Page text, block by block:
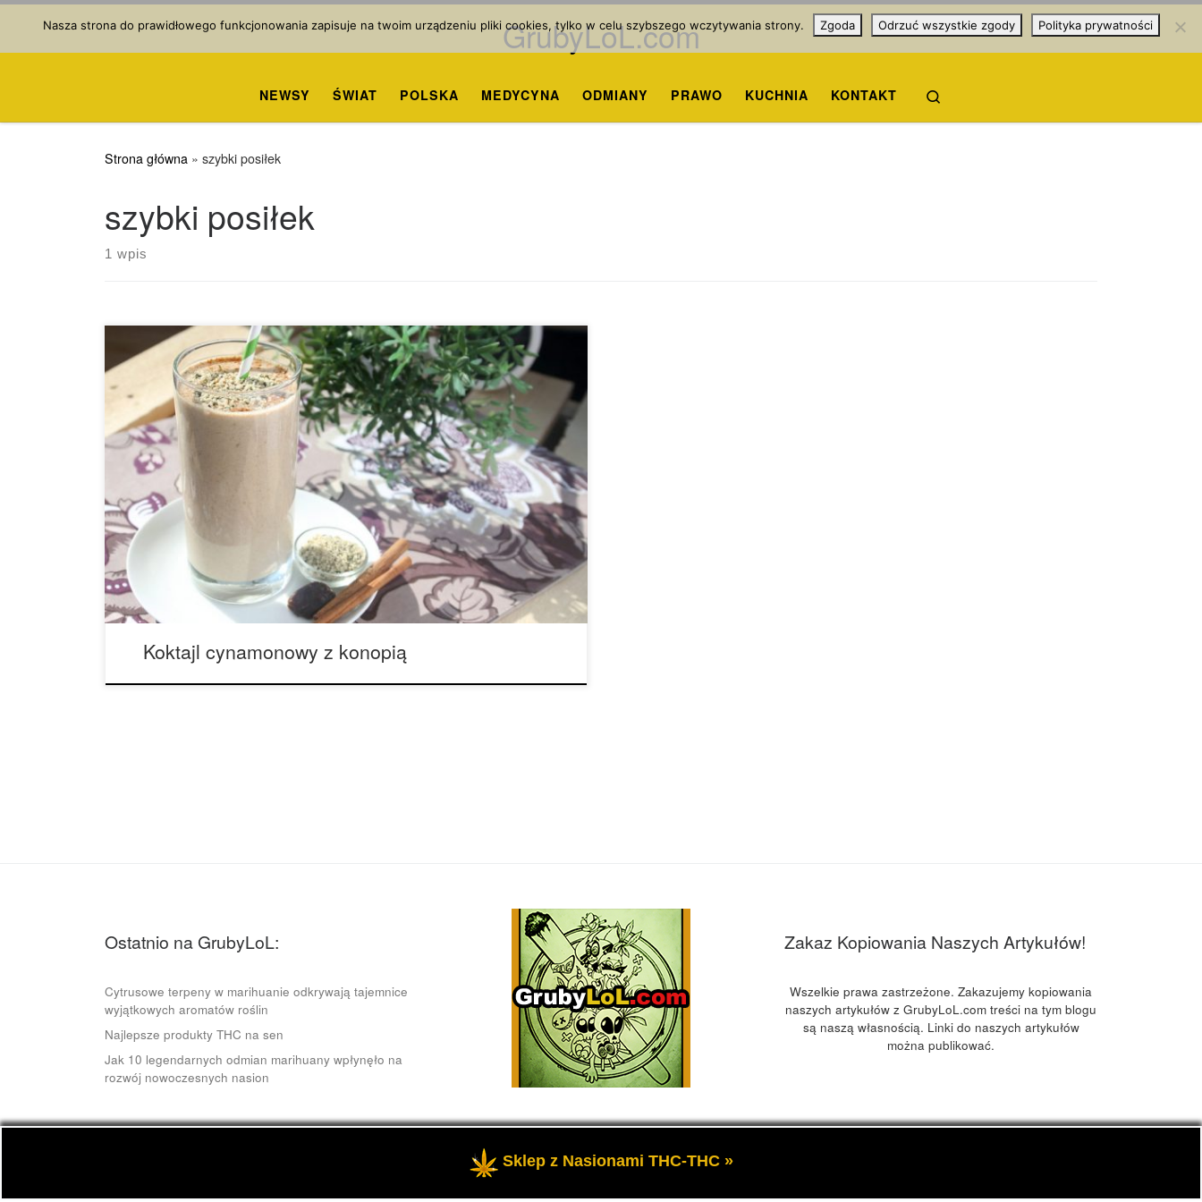
Przejdź do treści GrubyLoL.com
NEWSY ŚWIAT POLSKA MEDYCYNA ODMIANY PRAWO KUCHNIA KONTAKT
Strona główna » szybki posiłek
szybki posiłek
1 wpis
Składniki na jedną porcję: 1 banan 2 łyżki masła migdałowego 1 łyżka
łuskanych nasion konopi 1 daktyl 1 łyżeczka cynamonu 1 szklanka mleka z
konopi 1. Połącz wszystkie składniki w blenderze i ciesz się niesamowitym
smakiem. Uwagi: Koktajl świetnie smakuje od razu po zrobieniu, ale nadaje się
do przechowywania w […]
Koktajl cynamonowy z konopią
Ostatnio na GrubyLoL:
Cytrusowe terpeny w marihuanie odkrywają tajemnice
wyjątkowych aromatów roślin
Najlepsze produkty THC na sen
Jak 10 legendarnych odmian marihuany wpłynęło na
rozwój nowoczesnych nasion
Zakaz Kopiowania Naszych Artykułów!
Wszelkie prawa zastrzeżone. Zakazujemy kopiowania
naszych artykułów z GrubyLoL.com treści na tym blogu
są naszą własnością. Linki do naszych artykułów
można publikować.
- Przedstawia informacje o marihuanie, czyli cannabis blog, kuchnia konopna i wiele innych.
Nasza strona do prawidłowego funkcjonowania zapisuje na twoim urządzeniu pliki cookies, tylko w celu szybszego wczytywania strony. Zgoda Odrzuć wszystkie zgody Polityka prywatności
Sklep z Nasionami THC-THC »